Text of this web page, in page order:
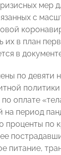
мер
с
их в план
в
по девяти
политики
оплате
на период
проценты по
питание,